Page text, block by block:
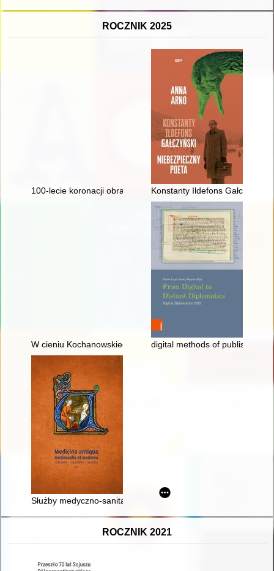
ROCZNIK 2025
100-lecie koronacji obrazu Matki Bożej Piekarskiej 1925-
Konstanty Ildefons Gałczyński
W cieniu Kochanowskiego digital methods of publishing
Służby medyczno-sanitarne w armiach Rzeczypospolitej w
ROCZNIK 2021